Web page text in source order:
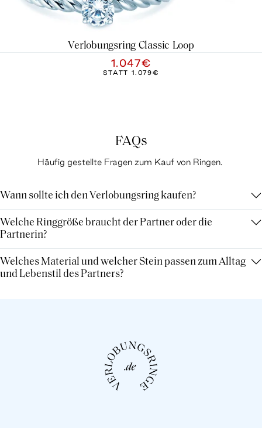
Verlobungsring Classic Loop
1.047€
STATT 1.079€
FAQs
Häufig gestellte Fragen zum Kauf von Ringen.
Wann sollte ich den Verlobungsring kaufen?
Welche Ringgröße braucht der Partner oder die
Partnerin?
Welches Material und welcher Stein passen zum Alltag
und Lebenstil des Partners?